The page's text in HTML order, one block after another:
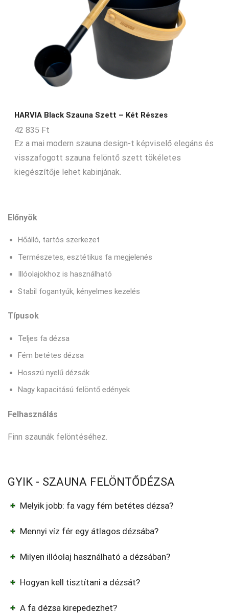
HARVIA Black Szauna Szett – Két Részes
42 835 Ft
Ez a mai modern szauna design-t képviselő elegáns és
visszafogott szauna felöntő szett tökéletes
kiegészítője lehet kabinjának.
Előnyök
Hőálló, tartós szerkezet
Természetes, esztétikus fa megjelenés
Illóolajokhoz is használható
Stabil fogantyúk, kényelmes kezelés
Típusok
Teljes fa dézsa
Fém betétes dézsa
Hosszú nyelű dézsák
Nagy kapacitású felöntő edények
Felhasználás
Finn szaunák felöntéséhez.
GYIK - SZAUNA FELÖNTŐDÉZSA
Melyik jobb: fa vagy fém betétes dézsa?
Mennyi víz fér egy átlagos dézsába?
Milyen illóolaj használható a dézsában?
Hogyan kell tisztítani a dézsát?
A fa dézsa kirepedezhet?